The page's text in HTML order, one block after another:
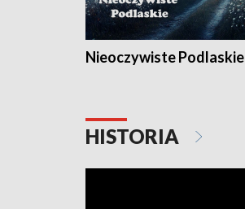
Nieoczywiste Podlaskie
HISTORIA